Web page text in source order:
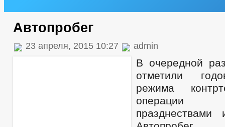
Автопробег
23 апреля, 2015 10:27 admin
В очередной
отметили
режима
операции
празднествами